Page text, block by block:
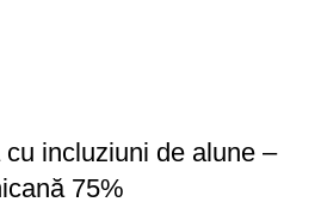
incluziuni de alune –
75%